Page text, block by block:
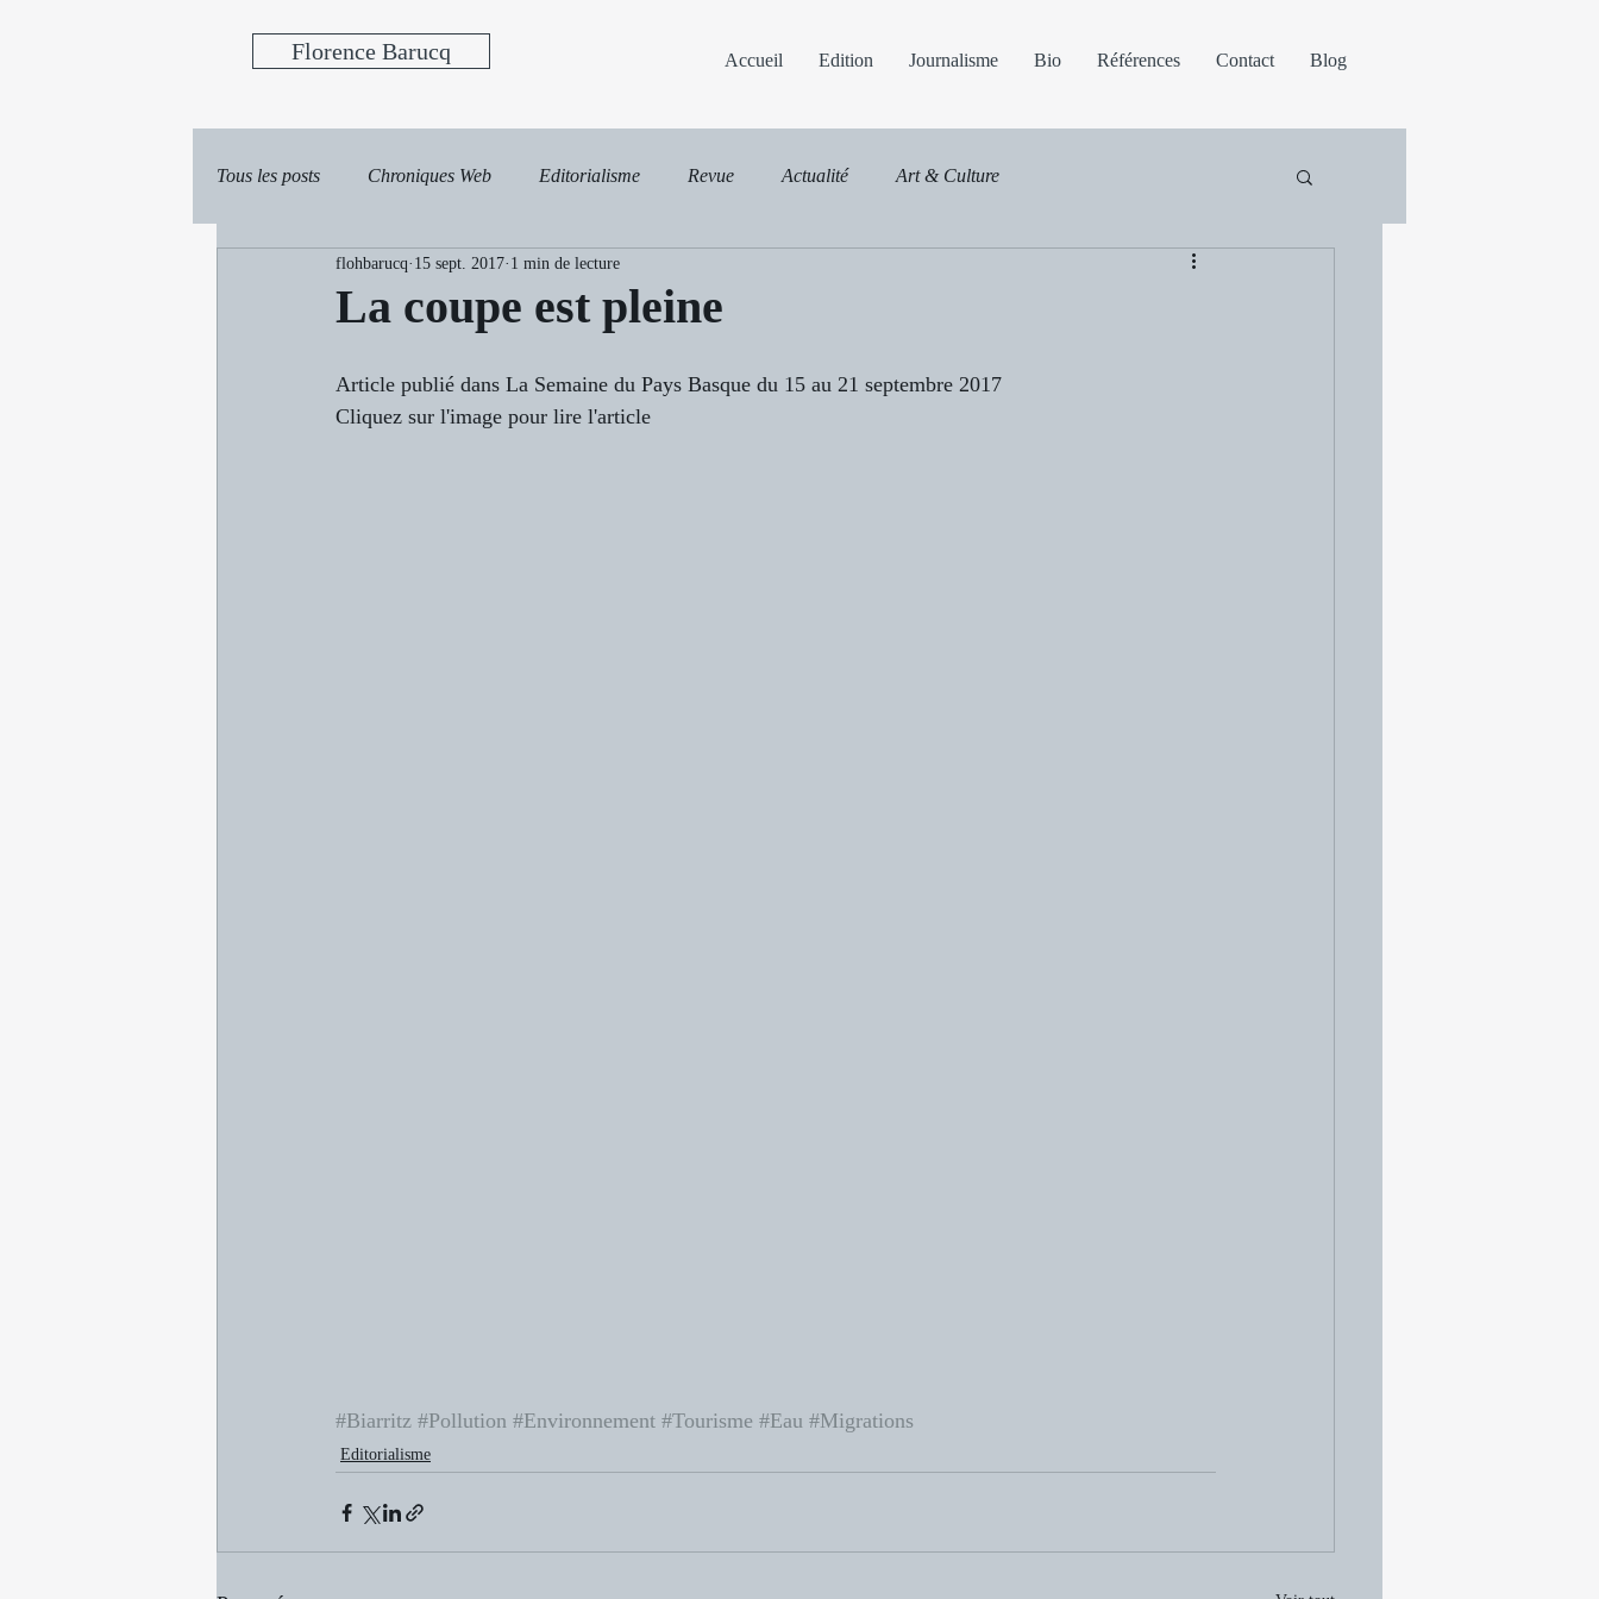
Florence Barucq Accueil Edition Journalisme Bio Références Contact Blog
Tous les posts Chroniques Web Editorialisme Revue Actualité Art & Culture
La coupe est pleine
flohbarucq 15 sept. 2017 1 min de lecture
Article publié dans La Semaine du Pays Basque du 15 au 21 septembre 2017
Cliquez sur l'image pour lire l'article
#Biarritz #Pollution #Environnement #Tourisme #Eau #Migrations
Editorialisme